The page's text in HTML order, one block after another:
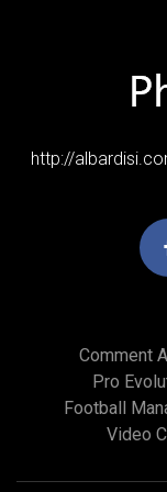
http://
Comment
Pro
Football
Video